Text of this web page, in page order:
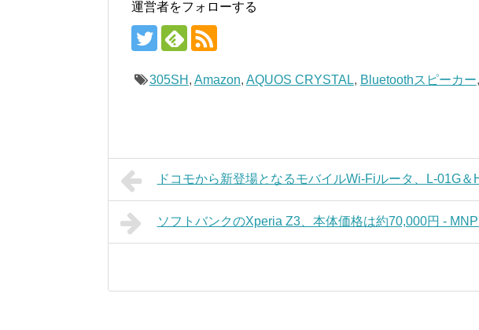
運営者をフォローする
305SH , Amazon, AQUOS CRYSTAL, Bluetoothスピーカー,
ドコモから新登場となるモバイルWi-Fiルータ、L-01G
ソフトバンクのXperia Z3、本体価格は約70,000円 -